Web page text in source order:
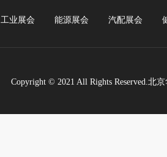
工业展会 能源展会 汽配展会
Copyright © 2021 All Rights Reserved.北